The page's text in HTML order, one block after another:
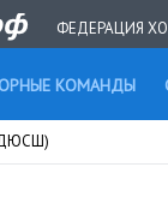
ФЕДЕРАЦИЯ
КОМАНДЫ